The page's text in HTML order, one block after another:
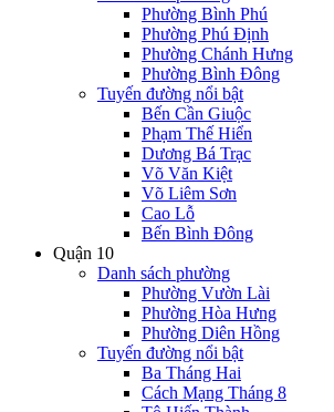
Phường Bình Phú
Phường Phú Định
Phường Chánh Hưng
Phường Bình Đông
Tuyến đường nổi bật
Bến Cần Giuộc
Phạm Thế Hiển
Dương Bá Trạc
Võ Văn Kiệt
Võ Liêm Sơn
Cao Lỗ
Bến Bình Đông
Quận 10
Danh sách phường
Phường Vườn Lài
Phường Hòa Hưng
Phường Diên Hồng
Tuyến đường nổi bật
Ba Tháng Hai
Cách Mạng Tháng 8